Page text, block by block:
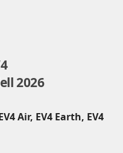
2026
Air, EV4 Earth, EV4